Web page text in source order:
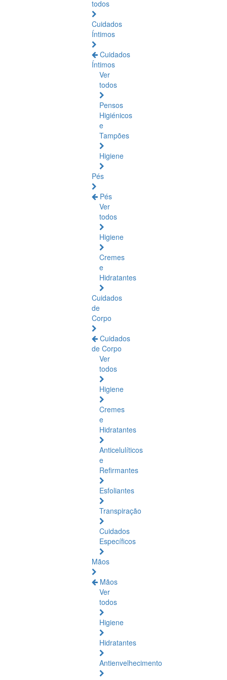
todos
Cuidados
Íntimos
Cuidados
Íntimos
Ver
todos
Pensos
Higiénicos
e
Tampões
Higiene
Pés
Pés
Ver
todos
Higiene
Cremes
e
Hidratantes
Cuidados
de
Corpo
Cuidados
de Corpo
Ver
todos
Higiene
Cremes
e
Hidratantes
Anticelulíticos
e
Refirmantes
Esfoliantes
Transpiração
Cuidados
Específicos
Mãos
Mãos
Ver
todos
Higiene
Hidratantes
Antienvelhecimento